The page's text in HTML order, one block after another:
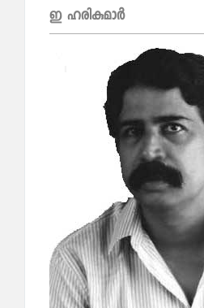
ഇ ഹരികുമാര്‍